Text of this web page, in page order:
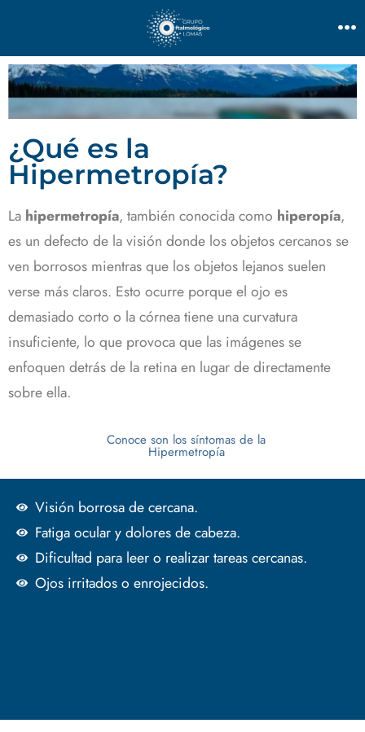
¿Qué es la
Hipermetropía?
La hipermetropía, también conocida como hiperopía,
es un defecto de la visión donde los objetos cercanos se
ven borrosos mientras que los objetos lejanos suelen
verse más claros. Esto ocurre porque el ojo es
demasiado corto o la córnea tiene una curvatura
insuficiente, lo que provoca que las imágenes se
enfoquen detrás de la retina en lugar de directamente
sobre ella.
Conoce son los síntomas de la
Hipermetropía
Visión borrosa de cercana.
Fatiga ocular y dolores de cabeza.
Dificultad para leer o realizar tareas cercanas.
Ojos irritados o enrojecidos.